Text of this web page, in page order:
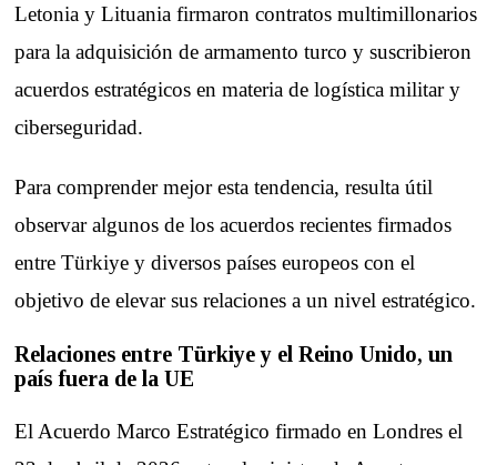
Letonia y Lituania firmaron contratos multimillonarios
para la adquisición de armamento turco y suscribieron
acuerdos estratégicos en materia de logística militar y
ciberseguridad.
Para comprender mejor esta tendencia, resulta útil
observar algunos de los acuerdos recientes firmados
entre Türkiye y diversos países europeos con el
objetivo de elevar sus relaciones a un nivel estratégico.
Relaciones entre Türkiye y el Reino Unido, un
país fuera de la UE
El Acuerdo Marco Estratégico firmado en Londres el